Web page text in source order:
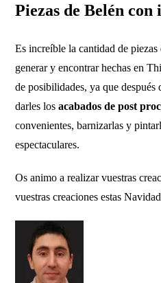
Piezas de Belén
Es increíble la cantidad de
generar y encontrar hechas en
de posibilidades, ya que
darles losacabados de post
convenientes, barnizarlas y
espectaculares.
Os animo a realizar vuestras
vuestras creaciones estas